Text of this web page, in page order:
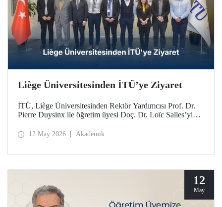
Liège Üniversitesinden İTÜ’ye Ziyaret
İTÜ, Liège Üniversitesinden Rektör Yardımcısı Prof. Dr.
Pierre Duysinx ile öğretim üyesi Doç. Dr. Loïc Salles’yi
Ekonomik Misyon kapsamında gerçekleşti.
12 May 2026 Akademik
12
May